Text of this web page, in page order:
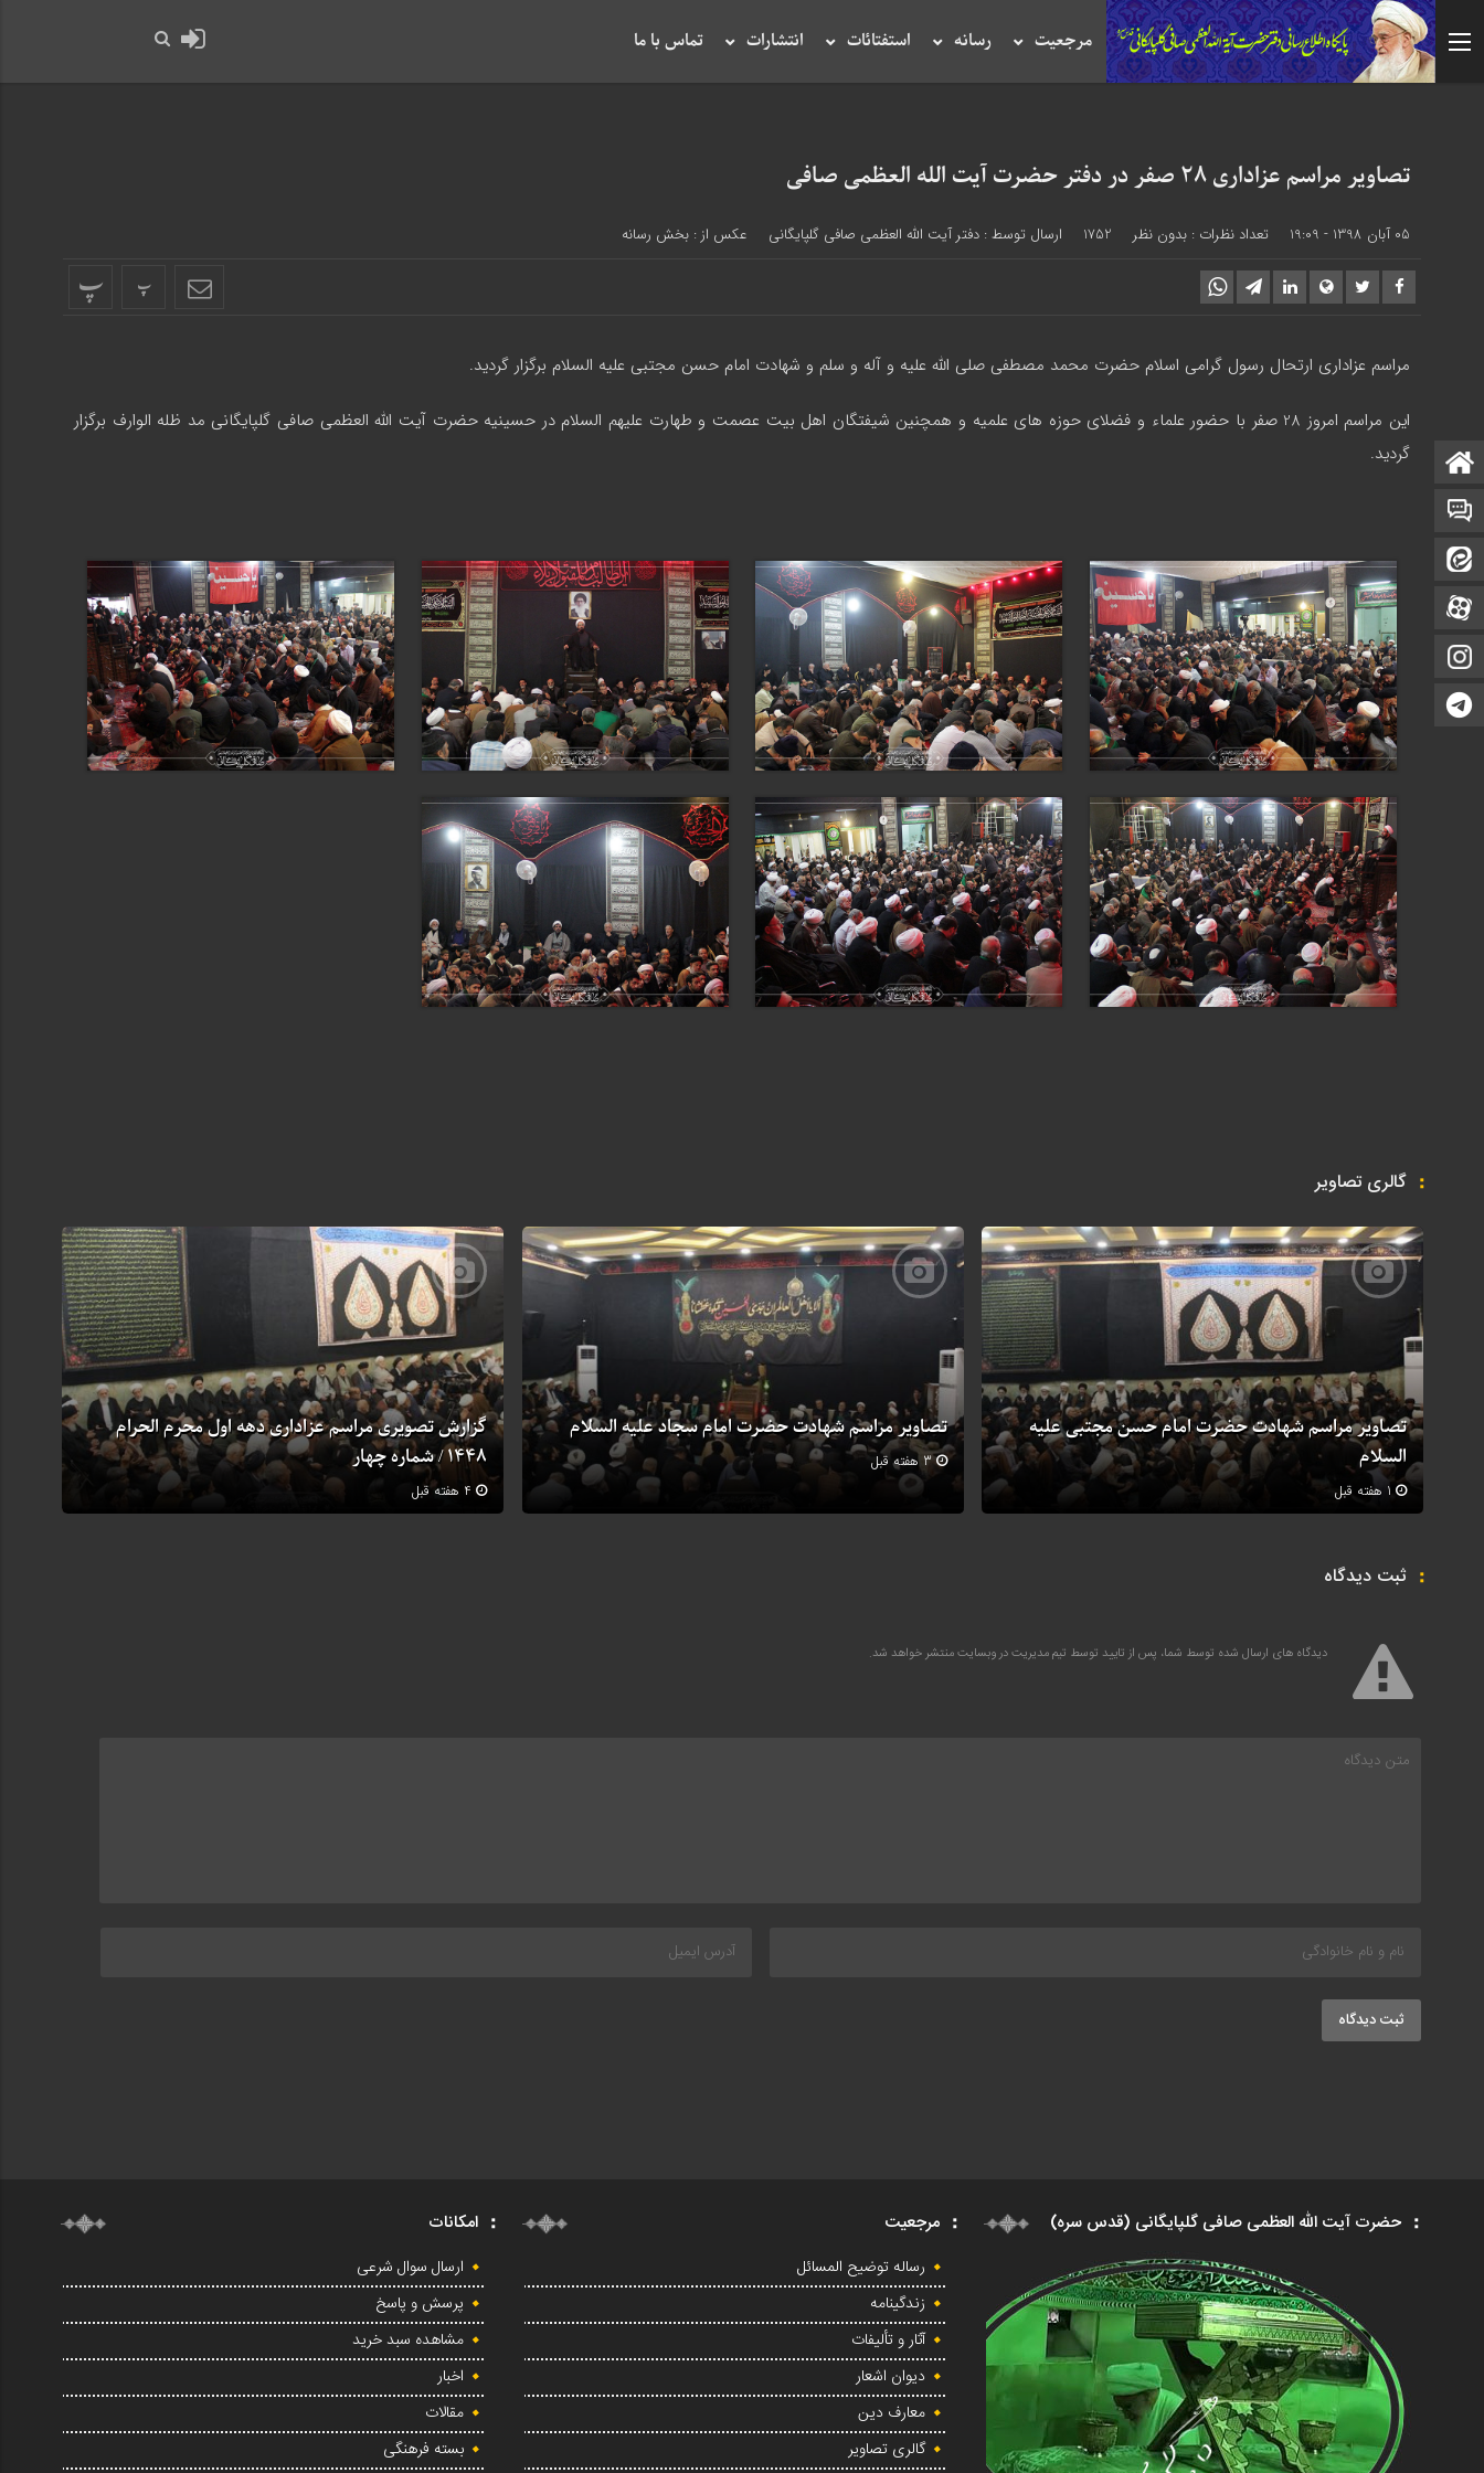
مرجعیت رسانه استفتائات انتشارات تماس با ما
صفحه نخست
اینستاگرام
تصاویر مراسم عزاداری 28 صفر در دفتر حضرت آیت الله العظمی صافی
05 آبان 1398 - 19:09 تعداد نظرات : بدون نظر ارسال توسط : دفتر آیت الله العظمی صافی گلپایگانی عکس از : بخش رسانه
پ پ
مراسم عزاداری ارتحال رسول گرامی اسلام حضرت محمد مصطفی صلی الله علیه و آله و سلم و شهادت امام حسن مجتبی علیه السلام برگزار گردید.
این مراسم امروز 28 صفر با حضور علماء و فضلای حوزه های علمیه و همچنین شیفتگان اهل بیت عصمت و طهارت علیهم السلام در حسینیه حضرت آیت الله العظمی صافی گلپایگانی مد ظله الوارف برگزار
گردید.
گالری تصاویر
تصاویر مراسم شهادت حضرت امام حسن مجتبی علیه
السلام
تصاویر مراسم شهادت حضرت امام سجاد علیه السلام
3 هفته قبل
گزارش تصویری مراسم عزاداری دهه اول محرم الحرام
1448 / شماره چهار
4 هفته قبل
ثبت دیدگاه
دیدگاه های ارسال شده توسط شما، پس از تایید توسط تیم مدیریت در وبسایت منتشر خواهد شد.
ثبت دیدگاه
حضرت آیت الله العظمی صافی گلپایگانی (قدس سره) مرجعیت
رساله توضیح المسائل
زندگینامه
آثار و تألیفات
دیوان اشعار
معارف دین
گالری تصاویر
امکانات
ارسال سوال شرعی
پرسش و پاسخ
مشاهده سبد خرید
اخبار
مقالات
بسته فرهنگی